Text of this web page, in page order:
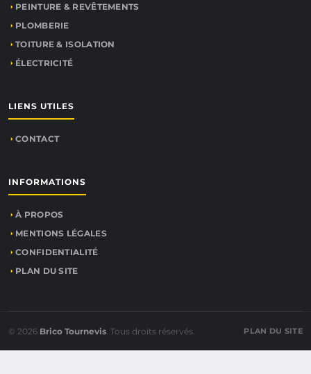
PEINTURE & REVÊTEMENTS
PLOMBERIE
TOITURE & ISOLATION
ÉLECTRICITÉ
LIENS UTILES
CONTACT
INFORMATIONS
À PROPOS
MENTIONS LÉGALES
CONFIDENTIALITÉ
PLAN DU SITE
© 2026 Brico Tournevis. Tous droits réservés. PLAN DU SITE